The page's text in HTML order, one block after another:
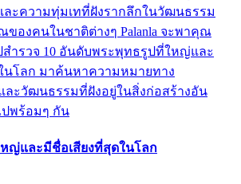
ละความทุ่มเทที่ฝังรากลึกในวัฒนธรรม
องคนในชาติต่างๆ Palanla จะพาคุณ
สำรวจ 10 อันดับพระพุทธรูปที่ใหญ่และ
นโลก มาค้นหาความหมายทาง
ละวัฒนธรรมที่ฝังอยู่ในสิ่งก่อสร้างอัน
ปพร้อมๆ กัน
ญ่และมีชื่อเสียงที่สุดในโลก